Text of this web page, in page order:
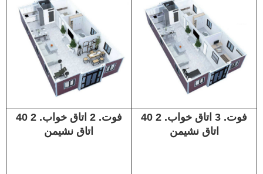
40 فوت. 2 اتاق خواب. 2
اتاق نشیمن
40 فوت. 3 اتاق خواب. 2
اتاق نشیمن